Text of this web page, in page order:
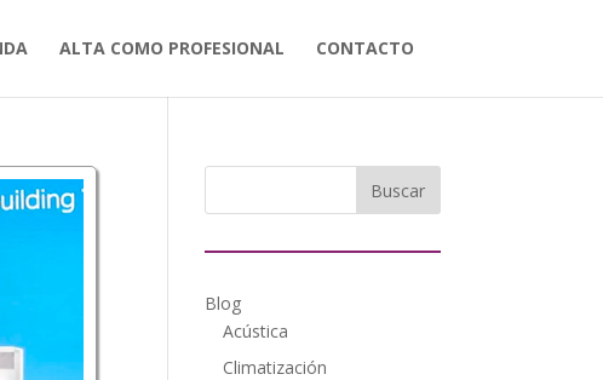
ALTA COMO PROFESIONAL CONTACTO
Blog
Acústica
Climatización